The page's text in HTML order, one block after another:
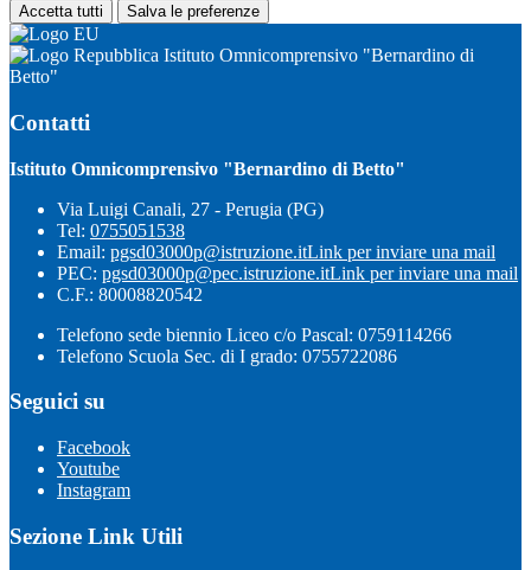
Accetta tutti Salva le preferenze
Istituto Omnicomprensivo "Bernardino di
Betto"
Contatti
Istituto Omnicomprensivo "Bernardino di Betto"
Via Luigi Canali, 27 - Perugia (PG)
Tel: 0755051538
Email: pgsd03000p@istruzione.itLink per inviare una mail
PEC: pgsd03000p@pec.istruzione.itLink per inviare una mail
C.F.: 80008820542
Telefono sede biennio Liceo c/o Pascal: 0759114266
Telefono Scuola Sec. di I grado: 0755722086
Seguici su
Facebook
Youtube
Instagram
Sezione Link Utili